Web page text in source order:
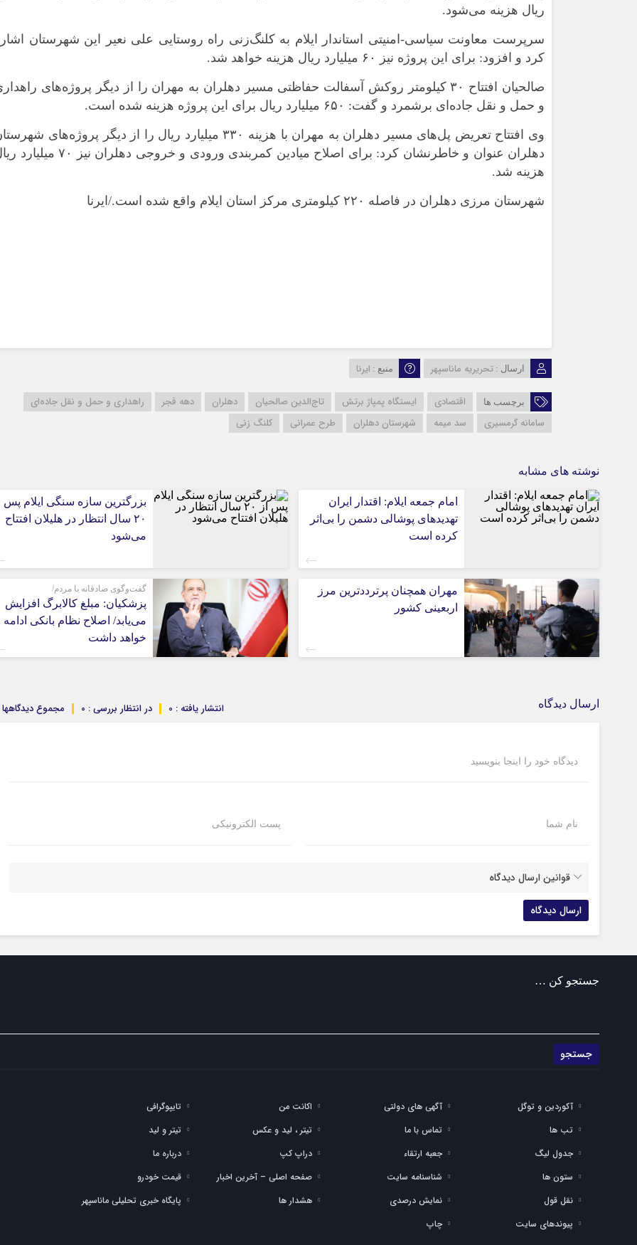
گیلان
مرکزی
همدان
یزد
ریال هزینه می‌شود.
سرپرست معاونت سیاسی-امنیتی استاندار ایلام به کلنگ‌زنی راه روستایی علی نعیر این شهرستان
کرد و افزود: برای این پروژه نیز ۶۰ میلیارد ریال هزینه خواهد شد.
صالحیان افتتاح ۳۰ کیلومتر روکش آسفالت حفاظتی مسیر دهلران به مهران را از دیگر پروژه‌های
و حمل و نقل جاده‌ای برشمرد و گفت: ۶۵۰ میلیارد ریال برای این پروژه هزینه شده است.
وی افتتاح تعریض پل‌های مسیر دهلران به مهران با هزینه ۳۳۰ میلیارد ریال را از دیگر پروژه‌های
دهلران عنوان و خاطرنشان کرد: برای اصلاح میادین کمربندی ورودی و خروجی دهلران نیز ۷۰
هزینه شد.
شهرستان مرزی دهلران در فاصله ۲۲۰ کیلومتری مرکز استان ایلام واقع شده است./ایرنا
ارسال : تحریریه ماناسپهر منبع : ایرنا
برچسب ها اقتصادی ایستگاه پمپاژ برتش تاج‌الدین صالحیان دهلران دهه فجر
راهداری و حمل و نقل جاده‌ای
سامانه گرمسیری
سد میمه شهرستان دهلران طرح عمرانی کلنگ زنی
نوشته های مشابه
امام جمعه ایلام: اقتدار ایران
تهدیدهای پوشالی دشمن را بی‌اثر
کرده است
بزرگترین سازه سنگی ایلام پس
۲۰ سال انتظار در هلیلان افتتاح
می‌شود
مهران همچنان پرترددترین مرز
اربعینی کشور
گفت‌وگوی صادقانه با مردم/
پزشکیان: مبلغ کالابرگ افزایش
می‌یابد/ اصلاح نظام بانکی ادامه
خواهد داشت
ارسال دیدگاه مجموع دیدگاهها در انتظار بررسی : 0 انتشار یافته : 0
دیدگاه خود را اینجا بنویسید
نام شما پست الکترونیکی
قوانین ارسال دیدگاه
جستجو کن …
آکوردین و توگل آگهی های دولتی اکانت من
تایپوگرافی
تب ها
تماس با ما تیتر ، لید و عکس
تیتر و لید
جدول لیگ
جعبه ارتقاء دراپ کپ
درباره ما
ستون ها
شناسنامه سایت صفحه اصلی – آخرین اخبار
قیمت خودرو
نقل قول
نمایش درصدی هشدار ها
پایگاه خبری تحلیلی ماناسپهر
پیوندهای سایت
چاپ